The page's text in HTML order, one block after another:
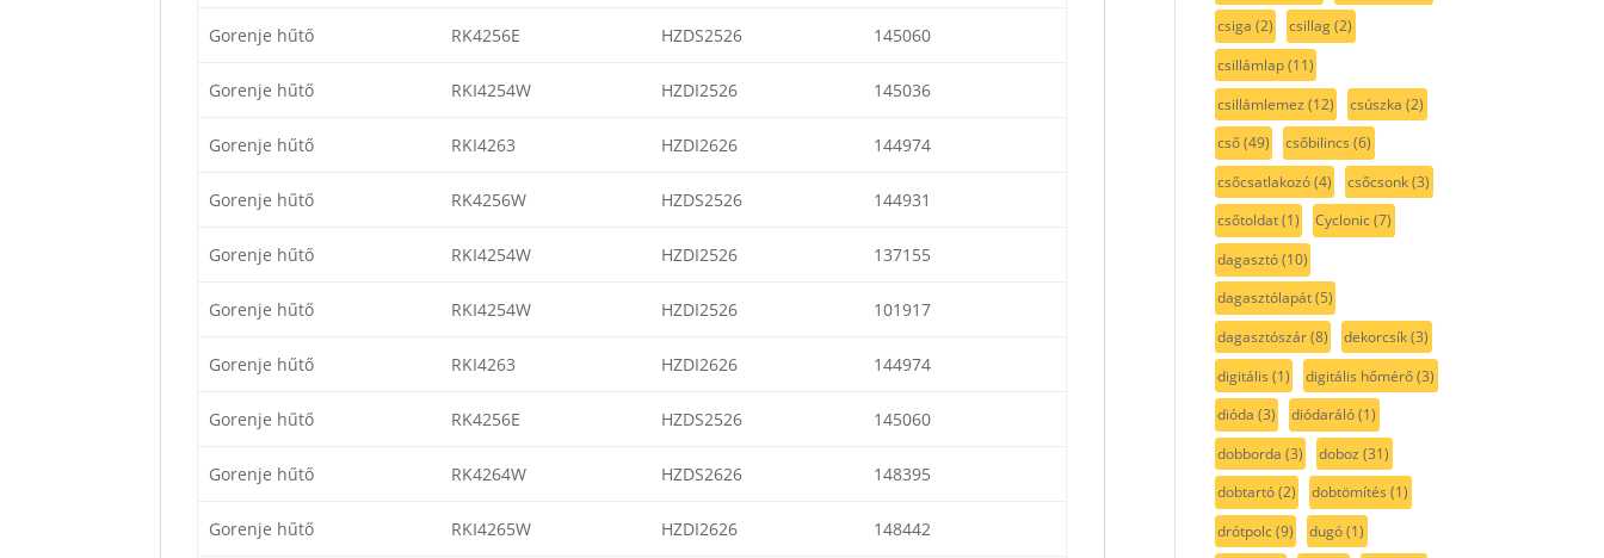
Gorenje hűtő RK4256E HZDS2526 145060
Gorenje hűtő RKI4254W HZDI2526 145036
Gorenje hűtő RKI4263 HZDI2626 144974
Gorenje hűtő RK4256W HZDS2526 144931
Gorenje hűtő RKI4254W HZDI2526 137155
Gorenje hűtő RKI4254W HZDI2526 101917
Gorenje hűtő RKI4263 HZDI2626 144974
Gorenje hűtő RK4256E HZDS2526 145060
Gorenje hűtő RK4264W HZDS2626 148395
Gorenje hűtő RKI4265W HZDI2626 148442
csiga (2) csillag(2)
csillámlap(11)
csillámlemez (12) csúszka (2)
cső(49) csőbilincs (6)
csőcsatlakozó(4) csőcsonk(3)
csőtoldat(1) Cyclonic(7)
dagasztó(10)
dagasztólapát(5)
dagasztószár(8) dekorcsík(3)
digitális (1) digitális hőmérő(3)
dióda (3) diódaráló(1)
dobborda (3) doboz (31)
dobtartó(2) dobtömítés (1)
drótpolc(9) dugó(1)